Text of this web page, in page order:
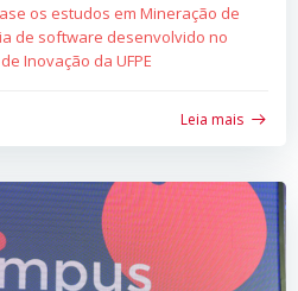
os estudos em Mineração de
de software desenvolvido no
Inovação da UFPE
Leia mais